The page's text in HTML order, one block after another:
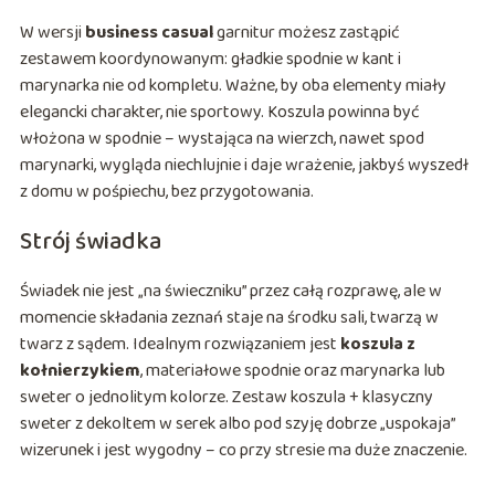
W wersji business casualgarnitur możesz zastąpić
zestawem koordynowanym: gładkie spodnie w kant i
marynarka nie od kompletu. Ważne, by oba elementy miały
elegancki charakter, nie sportowy. Koszula powinna być
włożona w spodnie – wystająca na wierzch, nawet spod
marynarki, wygląda niechlujnie i daje wrażenie, jakbyś wyszedł
z domu w pośpiechu, bez przygotowania.
Strój świadka
Świadek nie jest „na świeczniku” przez całą rozprawę, ale w
momencie składania zeznań staje na środku sali, twarzą w
twarz z sądem. Idealnym rozwiązaniem jest koszula z
kołnierzykiem, materiałowe spodnie oraz marynarka lub
sweter o jednolitym kolorze. Zestaw koszula + klasyczny
sweter z dekoltem w serek albo pod szyję dobrze „uspokaja”
wizerunek i jest wygodny – co przy stresie ma duże znaczenie.